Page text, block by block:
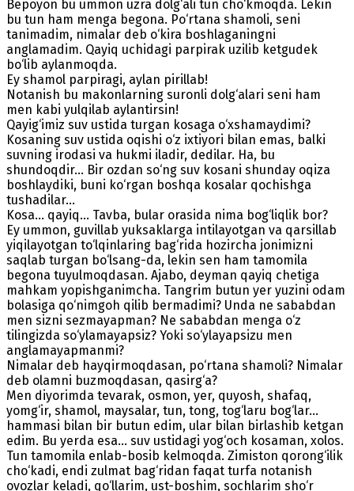
Bepoyon bu ummon uzra dolg‘ali tun cho‘kmoqda. Lekin
bu tun ham menga begona. Po‘rtana shamoli, seni
tanimadim, nimalar deb o‘kira boshlaganingni
anglamadim. Qayiq uchidagi parpirak uzilib ketgudek
bo‘lib aylanmoqda.
Ey shamol parpiragi, aylan pirillab!
Notanish bu makonlarning suronli dolg‘alari seni ham
men kabi yulqilab aylantirsin!
Qayig‘imiz suv ustida turgan kosaga o‘xshamaydimi?
Kosaning suv ustida oqishi o‘z ixtiyori bilan emas, balki
suvning irodasi va hukmi iladir, dedilar. Ha, bu
shundoqdir... Bir ozdan so‘ng suv kosani shunday oqiza
boshlaydiki, buni ko‘rgan boshqa kosalar qochishga
tushadilar...
Kosa... qayiq... Tavba, bular orasida nima bog‘liqlik bor?
Ey ummon, guvillab yuksaklarga intilayotgan va qarsillab
yiqilayotgan to‘lqinlaring bag‘rida hozircha jonimizni
saqlab turgan bo‘lsang-da, lekin sen ham tamomila
begona tuyulmoqdasan. Ajabo, deyman qayiq chetiga
mahkam yopishganimcha. Tangrim butun yer yuzini odam
bolasiga qo‘nimgoh qilib bermadimi? Unda ne sababdan
men sizni sezmayapman? Ne sababdan menga o‘z
tilingizda so‘ylamayapsiz? Yoki so‘ylayapsizu men
anglamayapmanmi?
Nimalar deb hayqirmoqdasan, po‘rtana shamoli? Nimalar
deb olamni buzmoqdasan, qasirg‘a?
Men diyorimda tevarak, osmon, yer, quyosh, shafaq,
yomg‘ir, shamol, maysalar, tun, tong, tog‘laru bog‘lar...
hammasi bilan bir butun edim, ular bilan birlashib ketgan
edim. Bu yerda esa... suv ustidagi yog‘och kosaman, xolos.
Tun tamomila enlab-bosib kelmoqda. Zimiston qorong‘ilik
cho‘kadi, endi zulmat bag‘ridan faqat turfa notanish
ovozlar keladi, qo‘llarim, ust-boshim, sochlarim sho‘r